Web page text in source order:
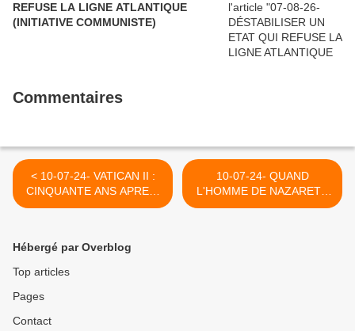
REFUSE LA LIGNE ATLANTIQUE
(INITIATIVE COMMUNISTE)
Commentaires
< 10-07-24- VATICAN II :
CINQUANTE ANS APRES,
CROYANTS, NON
10-07-24- QUAND
L'HOMME DE NAZARETH
UNIT LA QUINTESSENCE
Hébergé par Overblog
Top articles
Pages
Contact